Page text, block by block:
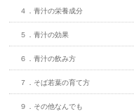
４．青汁の栄養成分
５．青汁の効果
６．青汁の飲み方
７．そば若葉の育て方
９．その他なんでも